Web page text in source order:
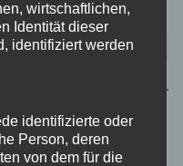
wirtschaftlichen,
Identität dieser
identifiziert werden
identifizierte oder
Person, deren
von dem für die